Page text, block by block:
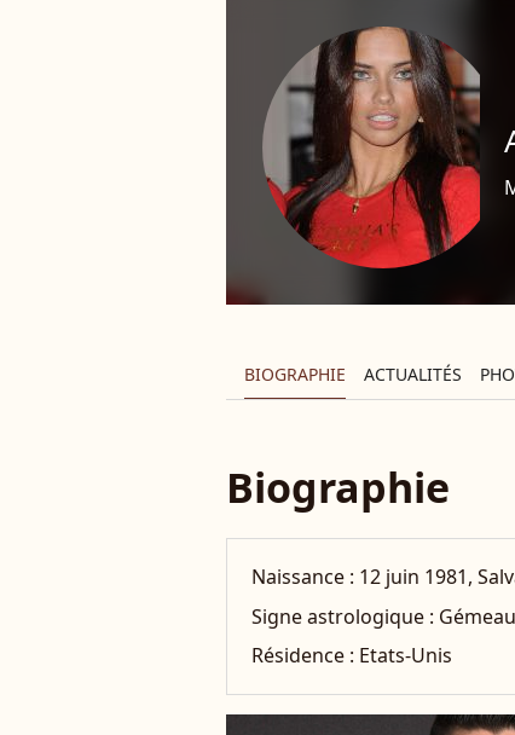
BIOGRAPHIE ACTUALITÉS
Biographie
Naissance : 12 juin 1981,
Signe astrologique :
Résidence : Etats-Unis